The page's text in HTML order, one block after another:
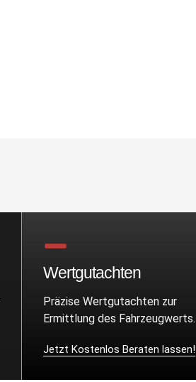
Wertgutachten
Präzise Wertgutachten zur
Ermittlung des Fahrzeugwerts.
Jetzt Kostenlos Beraten lassen!